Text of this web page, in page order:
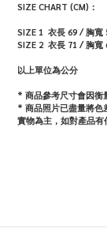
SIZE CHART (CM)：
SIZE 1 衣長 69 / 胸寬
SIZE 2 衣長 71 / 胸寬
以上單位為公分
* 商品參考尺寸會因衡
* 商品照片已盡量將色
實物為主，如對產品有